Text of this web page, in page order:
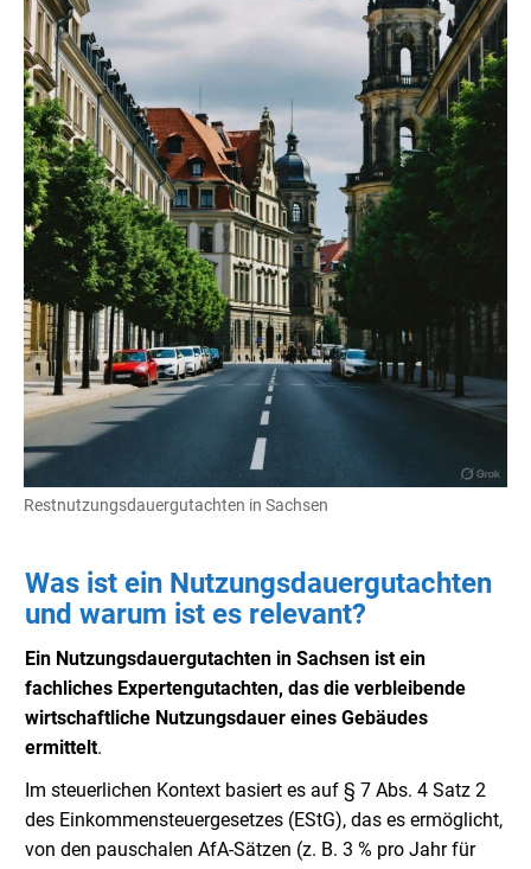
Restnutzungsdauergutachten in Sachsen
Was ist ein Nutzungsdauergutachten
und warum ist es relevant?
Ein Nutzungsdauergutachten in Sachsen ist ein
fachliches Expertengutachten, das die verbleibende
wirtschaftliche Nutzungsdauer eines Gebäudes
ermittelt.
Im steuerlichen Kontext basiert es auf § 7 Abs. 4 Satz 2
des Einkommensteuergesetzes (EStG), das es ermöglicht,
von den pauschalen AfA-Sätzen (z. B. 3 % pro Jahr für